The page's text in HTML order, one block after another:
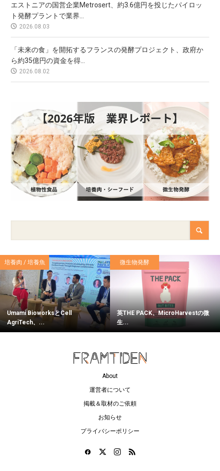
エストニアの国営企業Metrosert、約3.6億円を投じたパイロッ
ト発酵プラントで業界...
2026.08.03
「未来の食」を開拓するフランスの発酵プロジェクト、政府か
ら約35億円の資金を得...
2026.08.02
培養肉 / 培養魚
Umami BioworksとCell
AgriTech、...
微生物発酵
英THE PACK、MicroHarvestの微
生...
About
運営者について
掲載＆取材のご依頼
お知らせ
プライバシーポリシー